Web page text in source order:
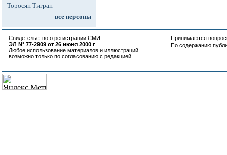
Торосян Тигран
все персоны
Свидетельство о регистрации СМИ:
ЭЛ N° 77-2909 от 26 июня 2000 г
Любое использование материалов и иллюстраций
возможно только по согласованию с редакцией
Принимаются
По содержанию